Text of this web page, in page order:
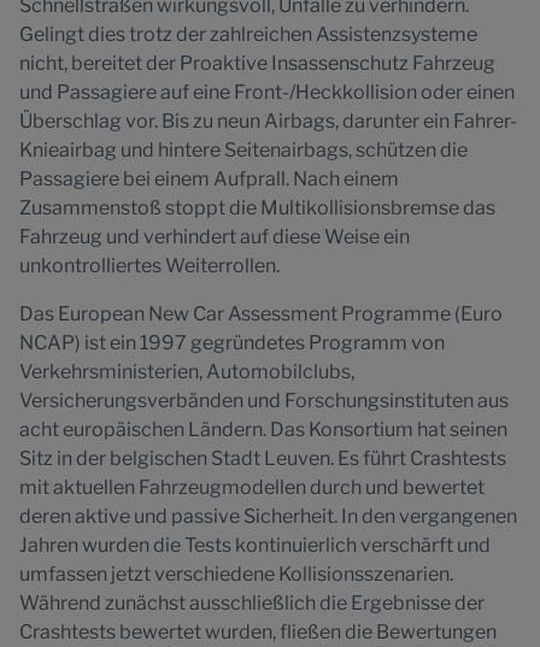
Schnellstraßen wirkungsvoll, Unfälle zu verhindern.
Gelingt dies trotz der zahlreichen Assistenzsysteme
nicht, bereitet der Proaktive Insassenschutz Fahrzeug
und Passagiere auf eine Front-/Heckkollision oder einen
Überschlag vor. Bis zu neun Airbags, darunter ein Fahrer-
Knieairbag und hintere Seitenairbags, schützen die
Passagiere bei einem Aufprall. Nach einem
Zusammenstoß stoppt die Multikollisionsbremse das
Fahrzeug und verhindert auf diese Weise ein
unkontrolliertes Weiterrollen.
Das European New Car Assessment Programme (Euro
NCAP) ist ein 1997 gegründetes Programm von
Verkehrsministerien, Automobilclubs,
Versicherungsverbänden und Forschungsinstituten aus
acht europäischen Ländern. Das Konsortium hat seinen
Sitz in der belgischen Stadt Leuven. Es führt Crashtests
mit aktuellen Fahrzeugmodellen durch und bewertet
deren aktive und passive Sicherheit. In den vergangenen
Jahren wurden die Tests kontinuierlich verschärft und
umfassen jetzt verschiedene Kollisionsszenarien.
Während zunächst ausschließlich die Ergebnisse der
Crashtests bewertet wurden, fließen die Bewertungen